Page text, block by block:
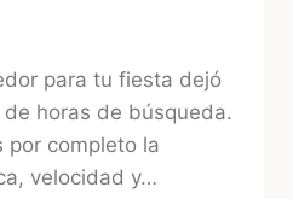
para tu fiesta dejó
horas de búsqueda.
por completo la
velocidad y…